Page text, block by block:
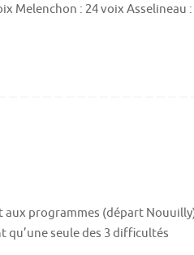
Melenchon : 24 voix Asselineau :
aux programmes (départ
qu’une seule des 3 difficultés